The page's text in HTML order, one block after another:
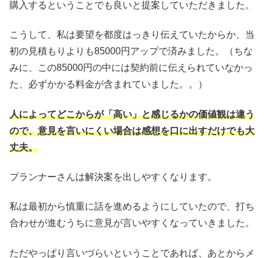
購入するということでも良いと提案していただきました。
こうして、私は要望を都度はっきり伝えていたからか、当
初の見積もりよりも85000円アップで済みました。（ちな
みに、この85000円の中には契約前に伝えられていなかっ
た、必ずかかる料金が含まれていました。。）
人によってどこからが「高い」と感じるかの価値観は違う
ので、意見を言いにくい場合は感想を口に出すだけでも大
丈夫。
プランナーさんは解決案を出しやすくなります。
私は最初から慎重に話を進めるようにしていたので、打ち
合わせが進むうちに意見が言いやすくなっていきました。
ただやっぱり言いづらいということであれば、あとからメ